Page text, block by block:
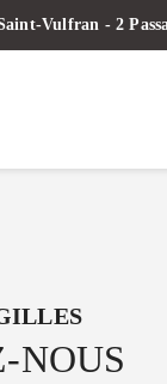
Vulfran - 2
NOUS